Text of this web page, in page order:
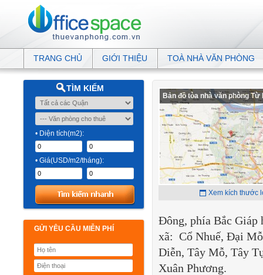
TRANG CHỦ GIỚI THIỆU TOÀ NHÀ VĂN PHÒNG
TÌM KIẾM
• Diện tích(m2):
• Giá(USD/m2/tháng):
GỬI YÊU CẦU MIỄN PHÍ
Bản đồ tòa nhà văn phòng Từ
Xem kích thước
Đông, phía Bắc Giáp
xã: Cổ Nhuế, Đại
Diễn, Tây Mỗ, Tây
Xuân Phương.